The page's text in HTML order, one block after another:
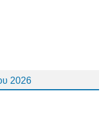
2026